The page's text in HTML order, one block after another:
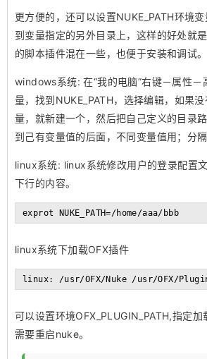
更方便的，还可以设置NUKE_PATH环境
到变量指定的另外目录上，这样的好处就
的脚本插件混在一些，也便于安装和调试。
windows系统: 在“我的电脑”右键－属性－
量，找到NUKE_PATH，选择编辑，如果没
量，就新建一个，然后把自己定义的目录
到己有变量值的后面，不同变量值用；分隔
linux系统: linux系统修改用户的登录配置
下行的内容。
exprot NUKE_PATH=/home/aaa/bbb
linux系统下加载OFX插件
linux: /usr/OFX/Nuke /usr/OFX/
可以设置环境OFX_PLUGIN_PATH,指定加
需要重启nuke。